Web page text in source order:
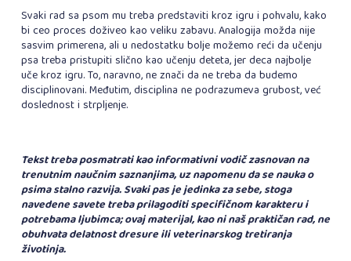
Svaki rad sa psom mu treba predstaviti kroz igru i pohvalu, kako
bi ceo proces doživeo kao veliku zabavu. Analogija možda nije
sasvim primerena, ali u nedostatku bolje možemo reći da učenju
psa treba pristupiti slično kao učenju deteta, jer deca najbolje
uče kroz igru. To, naravno, ne znači da ne treba da budemo
disciplinovani. Međutim, disciplina ne podrazumeva grubost, već
doslednost i strpljenje.
Tekst treba posmatrati kao informativni vodič zasnovan na
trenutnim naučnim saznanjima, uz napomenu da se nauka o
psima stalno razvija. Svaki pas je jedinka za sebe, stoga
navedene savete treba prilagoditi specifičnom karakteru i
potrebama ljubimca; ovaj materijal, kao ni naš praktičan rad, ne
obuhvata delatnost dresure ili veterinarskog tretiranja
životinja.